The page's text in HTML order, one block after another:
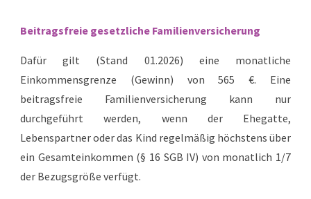
Beitragsfreie gesetzliche Familienversicherung
Dafürgilt (Stand 01.2026) eine monatliche
Einkommensgrenze (Gewinn) von 565 €. Eine
beitragsfreie Familienversicherung kann nur
durchgeführt werden, wenn der Ehegatte,
Lebenspartner oder das Kind regelmäßig höchstens über
ein Gesamteinkommen (§ 16 SGB IV) von monatlich 1/7
der Bezugsgröße verfügt.